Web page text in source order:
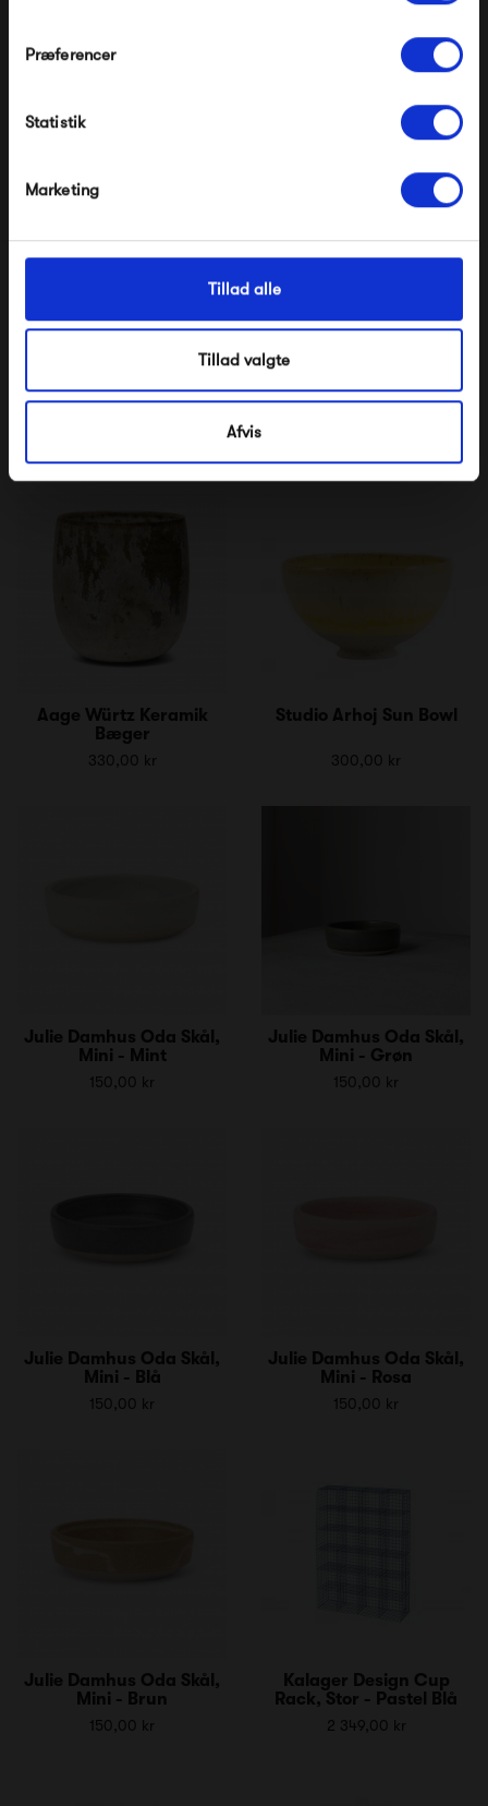
Præferencer
Statistik
Marketing
Tillad alle
Tillad valgte
Afvis
1 000,00 kr
Aage Würtz Keramik Skål
Aage Würtz Keramik Skål
Aage Würtz Keramik Kop
Aage Würtz Keramik
Bæger
330,00 kr
Studio Arhoj Sun Bowl
300,00 kr
Julie Damhus Oda Skål,
Mini - Mint
150,00 kr
Julie Damhus Oda Skål,
Mini - Grøn
150,00 kr
Julie Damhus Oda Skål,
Mini - Blå
150,00 kr
Julie Damhus Oda Skål,
Mini - Rosa
150,00 kr
Julie Damhus Oda Skål,
Mini - Brun
150,00 kr
Kalager Design Cup
Rack, Stor - Pastel Blå
2 349,00 kr
*Ved at tilmelde dig accepterer du at modtage e-